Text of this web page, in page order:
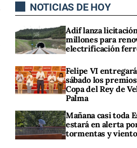
NOTICIAS DE HOY
Adif lanza
millones para
electrificación
Felipe VI
sábado los
Copa del Rey de
Palma
Mañana casi toda
estará en alerta
tormentas y viento